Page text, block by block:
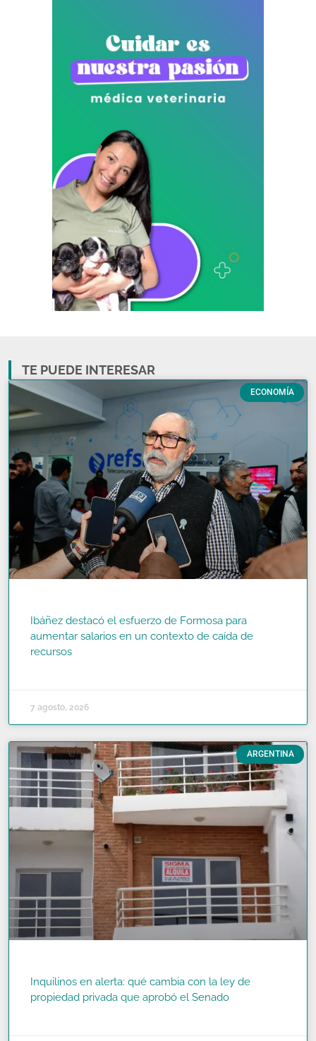
TE PUEDE INTERESAR
ECONOMÍA
Ibáñez destacó el esfuerzo de Formosa para
aumentar salarios en un contexto de caída de
recursos
7 agosto, 2026
ARGENTINA
Inquilinos en alerta: qué cambia con la ley de
propiedad privada que aprobó el Senado